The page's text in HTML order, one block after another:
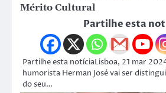
Mérito Cultural
Partilhe esta
Partilhe esta notíciaLisboa, 21 mar
humorista Herman José vai ser
do seu…